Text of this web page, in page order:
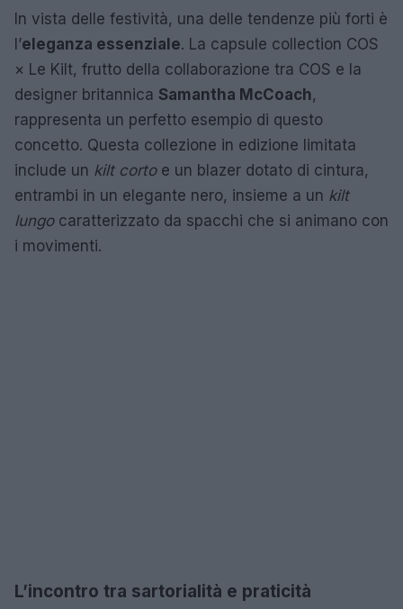
In vista delle festività, una delle tendenze più forti è
l’eleganza essenziale. La capsule collection COS
× Le Kilt, frutto della collaborazione tra COS e la
designer britannica Samantha McCoach,
rappresenta un perfetto esempio di questo
concetto. Questa collezione in edizione limitata
include un kilt cortoe un blazer dotato di cintura,
entrambi in un elegante nero, insieme a un kilt
lungocaratterizzato da spacchi che si animano con
i movimenti.
L’incontro tra sartorialità e praticità